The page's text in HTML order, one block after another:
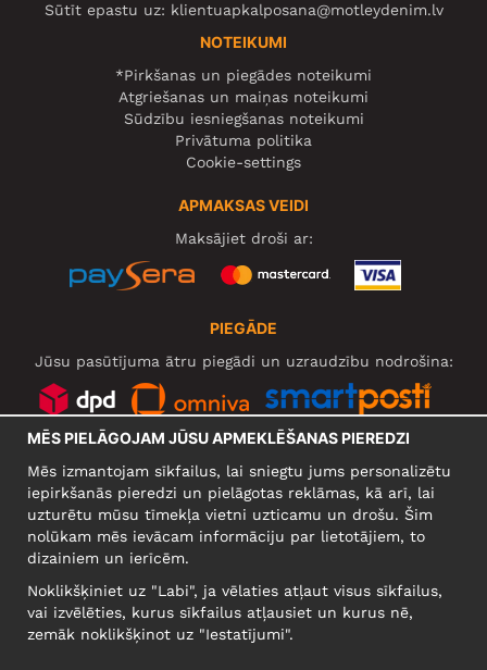
Sūtīt epastu uz: klientuapkalposana@motleydenim.lv
NOTEIKUMI
*Pirkšanas un piegādes noteikumi
Atgriešanas un maiņas noteikumi
Sūdzību iesniegšanas noteikumi
Privātuma politika
Cookie-settings
APMAKSAS VEIDI
Maksājiet droši ar:
PIEGĀDE
Jūsu pasūtījuma ātru piegādi un uzraudzību nodrošina:
UZŅĒMUMS
Narva mnt 5, EE-10117 Tallinn
Reg: 12356245
MĒS PIELĀGOJAM JŪSU APMEKLĒŠANAS PIEREDZI
Mēs izmantojam sīkfailus, lai sniegtu jums personalizētu
iepirkšanās pieredzi un pielāgotas reklāmas, kā arī, lai
uzturētu mūsu tīmekļa vietni uzticamu un drošu. Šim
nolūkam mēs ievācam informāciju par lietotājiem, to
dizainiem un ierīcēm.
Noklikšķiniet uz "Labi", ja vēlaties atļaut visus sīkfailus,
vai izvēlēties, kurus sīkfailus atļausiet un kurus nē,
zemāk noklikšķinot uz "Iestatījumi".